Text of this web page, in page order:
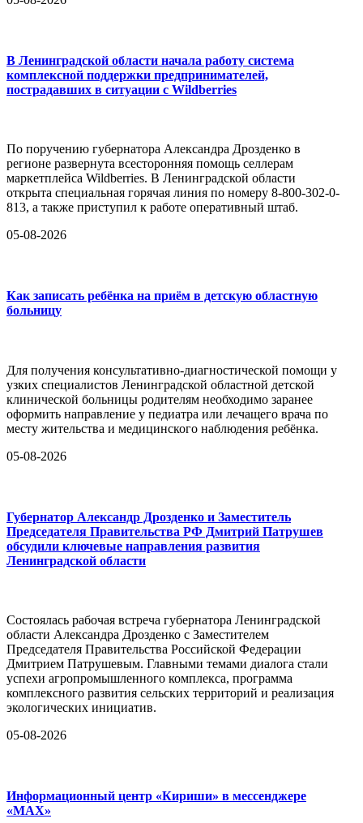
В Ленинградской области начала работу система
комплексной поддержки предпринимателей,
пострадавших в ситуации с Wildberries
По поручению губернатора Александра Дрозденко в
регионе развернута всесторонняя помощь селлерам
маркетплейса Wildberries. В Ленинградской области
открыта специальная горячая линия по номеру 8-800-302-0-
813, а также приступил к работе оперативный штаб.
05-08-2026
Как записать ребёнка на приём в детскую областную
больницу
Для получения консультативно-диагностической помощи у
узких специалистов Ленинградской областной детской
клинической больницы родителям необходимо заранее
оформить направление у педиатра или лечащего врача по
месту жительства и медицинского наблюдения ребёнка.
05-08-2026
Губернатор Александр Дрозденко и Заместитель
Председателя Правительства РФ Дмитрий Патрушев
обсудили ключевые направления развития
Ленинградской области
Состоялась рабочая встреча губернатора Ленинградской
области Александра Дрозденко с Заместителем
Председателя Правительства Российской Федерации
Дмитрием Патрушевым. Главными темами диалога стали
успехи агропромышленного комплекса, программа
комплексного развития сельских территорий и реализация
экологических инициатив.
05-08-2026
Информационный центр «Кириши» в мессенджере
«MAX»